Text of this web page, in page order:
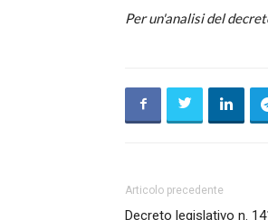
Per un'analisi del
Articolo precedente
Decreto legislativo n.